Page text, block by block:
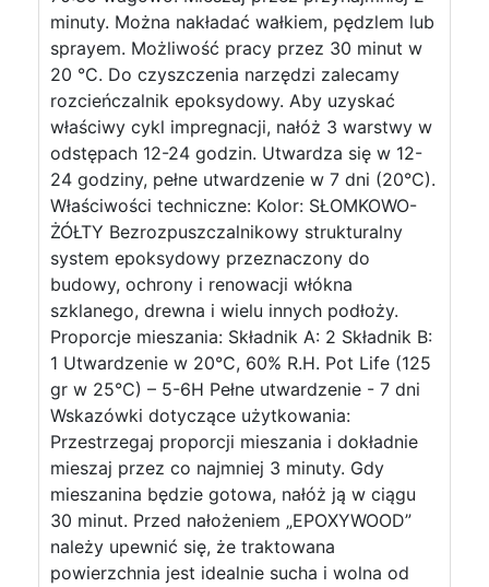
minuty. Można nakładać wałkiem, pędzlem lub
sprayem. Możliwość pracy przez 30 minut w
20 °C. Do czyszczenia narzędzi zalecamy
rozcieńczalnik epoksydowy. Aby uzyskać
właściwy cykl impregnacji, nałóż 3 warstwy w
odstępach 12-24 godzin. Utwardza się w 12-
24 godziny, pełne utwardzenie w 7 dni (20°C).
Właściwości techniczne: Kolor: SŁOMKOWO-
ŻÓŁTY Bezrozpuszczalnikowy strukturalny
system epoksydowy przeznaczony do
budowy, ochrony i renowacji włókna
szklanego, drewna i wielu innych podłoży.
Proporcje mieszania: Składnik A: 2 Składnik B:
1 Utwardzenie w 20°C, 60% R.H. Pot Life (125
gr w 25°C) – 5-6H Pełne utwardzenie - 7 dni
Wskazówki dotyczące użytkowania:
Przestrzegaj proporcji mieszania i dokładnie
mieszaj przez co najmniej 3 minuty. Gdy
mieszanina będzie gotowa, nałóż ją w ciągu
30 minut. Przed nałożeniem „EPOXYWOOD”
należy upewnić się, że traktowana
powierzchnia jest idealnie sucha i wolna od